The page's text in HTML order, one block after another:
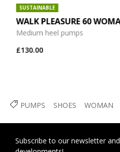
PUMPS SHOES WOMAN
SUSTAINABLE
WALK PLEASURE 60
Medium heel pumps
£130.00
Subscribe to our newsletter